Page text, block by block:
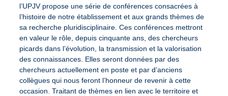
l’UPJV propose une série de conférences consacrées à
l’histoire de notre établissement et aux grands thèmes de
sa recherche pluridisciplinaire. Ces conférences mettront
en valeur le rôle, depuis cinquante ans, des chercheurs
picards dans l’évolution, la transmission et la valorisation
des connaissances. Elles seront données par des
chercheurs actuellement en poste et par d’anciens
collègues qui nous feront l’honneur de revenir à cette
occasion. Traitant de thèmes en lien avec le territoire et